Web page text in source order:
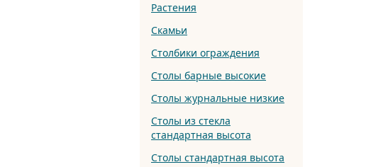
Растения
Скамьи
Столбики ограждения
Столы барные высокие
Столы журнальные низкие
Столы из стекла
стандартная высота
Столы стандартная высота